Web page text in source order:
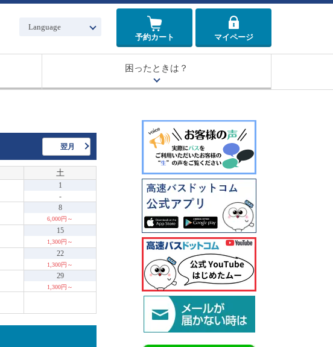
Language
予約カート
マイページ
困ったときは？
翌月
土
1
-
8
6,000円～
15
1,300円～
22
1,300円～
29
1,300円～